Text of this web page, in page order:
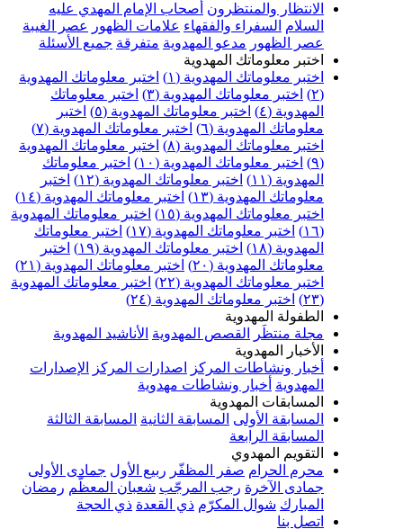
الانتظار والمنتظرون أصحاب الإمام المهدي عليه
السلام السفراء والفقهاء علامات الظهور
عصر الغيبة
عصر الظهور مدعو المهدوية متفرقة جميع الأسئلة
اختبر معلوماتك المهدوية
اختبر معلوماتك المهدوية (١)
اختبر معلوماتك المهدوية
(٢)
اختبر معلوماتك المهدوية (٣)
اختبر معلوماتك
المهدوية (٤)
اختبر معلوماتك المهدوية (٥)
اختبر
معلوماتك المهدوية (٦)
اختبر معلوماتك المهدوية (٧)
اختبر معلوماتك المهدوية (٨)
اختبر معلوماتك المهدوية
(٩)
اختبر معلوماتك المهدوية (١٠)
اختبر معلوماتك
المهدوية (١١)
اختبر معلوماتك المهدوية (١٢)
اختبر
معلوماتك المهدوية (١٣)
اختبر معلوماتك المهدوية (١٤)
اختبر معلوماتك المهدوية (١٥)
اختبر معلوماتك المهدوية
(١٦)
اختبر معلوماتك المهدوية (١٧)
اختبر معلوماتك
المهدوية (١٨)
اختبر معلوماتك المهدوية (١٩)
اختبر
معلوماتك المهدوية (٢٠)
اختبر معلوماتك المهدوية (٢١)
اختبر معلوماتك المهدوية (٢٢)
اختبر معلوماتك المهدوية
(٢٣)
اختبر معلوماتك المهدوية (٢٤)
الطفولة المهدوية
مجلة منتظَر
القصص المهدوية الأناشيد المهدوية
الأخبار المهدوية
أخبار ونشاطات المركز
اصدارات المركز
الإصدارات
المهدوية أخبار ونشاطات مهدوية
المسابقات المهدوية
المسابقة الأولى المسابقة الثانية المسابقة الثالثة
المسابقة الرابعة
التقويم المهدوي
محرم الحرام صفر المظفّر ربيع الأول جمادى الأولى
جمادى الآخرة رجب المرجّب شعبان المعظّم رمضان
المبارك شوال المكرّم ذي القعدة ذي الحجة
اتصل بنا